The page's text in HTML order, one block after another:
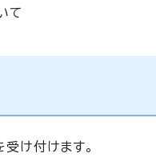
て
け付けます。